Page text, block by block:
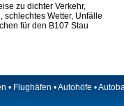
zu dichter Verkehr,
Wetter, Unfälle
für den B107 Stau
• Flughäfen •Autohöfe •